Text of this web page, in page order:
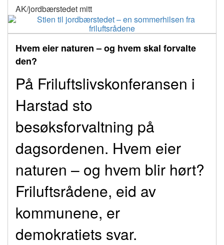
AK/jordbærstedet mitt
Hvem eier naturen – og hvem skal forvalte
den?
På Friluftslivskonferansen i
Harstad sto
besøksforvaltning på
dagsordenen. Hvem eier
naturen – og hvem blir hørt?
Friluftsrådene, eid av
kommunene, er
demokratiets svar.